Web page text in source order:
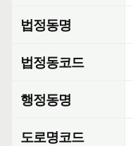
법정동명
법정동코드
행정동명
도로명코드